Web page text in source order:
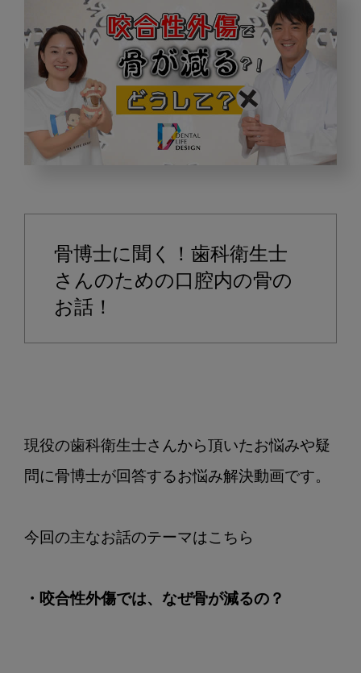
性
ぜ
の？
骨博士に聞く！歯科衛生士
さんのための口腔内の骨の
お話！
現役の歯科衛生士さんから頂いたお悩みや疑
問に骨博士が回答するお悩み解決動画です。
・咬合性外傷では、なぜ骨が減るの？